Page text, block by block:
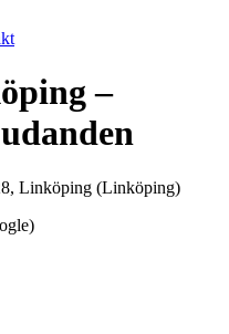
–
Linköping (Linköping)